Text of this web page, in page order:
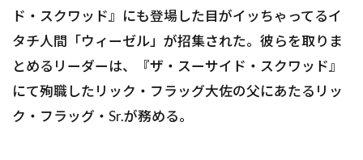
ド・スクワッド』にも登場した目がイッちゃってるイ
タチ人間「ウィーゼル」が招集された。彼らを取りま
とめるリーダーは、『ザ・スーサイド・スクワッド』
にて殉職したリック・フラッグ大佐の父にあたるリッ
ク・フラッグ・Sr.が務める。